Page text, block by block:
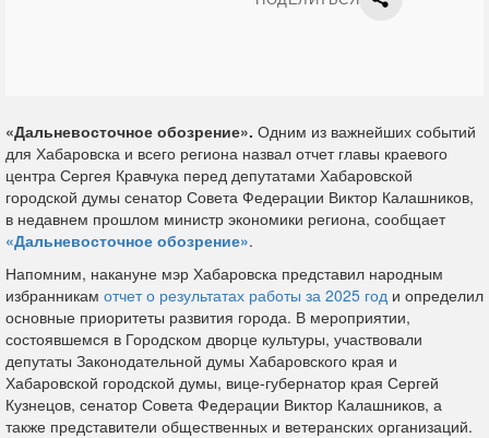
«Дальневосточное обозрение». Одним из важнейших событий
для Хабаровска и всего региона назвал отчет главы краевого
центра Сергея Кравчука перед депутатами Хабаровской
городской думы сенатор Совета Федерации Виктор Калашников,
в недавнем прошлом министр экономики региона, сообщает
«Дальневосточное обозрение».
Напомним, накануне мэр Хабаровска представил народным
избранникам отчет о результатах работы за 2025 год и определил
основные приоритеты развития города. В мероприятии,
состоявшемся в Городском дворце культуры, участвовали
депутаты Законодательной думы Хабаровского края и
Хабаровской городской думы, вице-губернатор края Сергей
Кузнецов, сенатор Совета Федерации Виктор Калашников, а
также представители общественных и ветеранских организаций.